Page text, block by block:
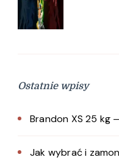
Ostatnie wpisy
Brandon XS 25 kg
Jak wybrać i